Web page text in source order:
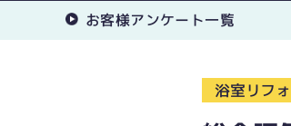
お客様アンケート一覧
浴室リフ